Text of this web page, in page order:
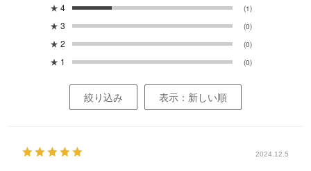
★ 4 (1)
★ 3 (0)
★ 2 (0)
★ 1 (0)
絞り込み 表示：新しい順
2024.12.5